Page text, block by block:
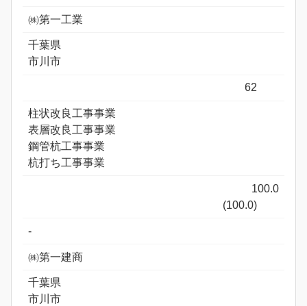
㈱第一工業
千葉県
市川市
62
柱状改良工事事業
表層改良工事事業
鋼管杭工事事業
杭打ち工事事業
100.0
(100.0)
-
㈱第一建商
千葉県
市川市